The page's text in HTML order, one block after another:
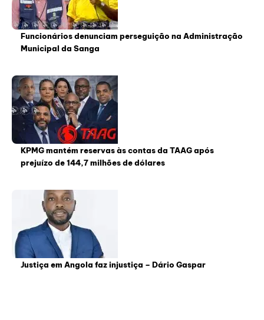
Funcionários denunciam perseguição na Administração
Municipal da Sanga
KPMG mantém reservas às contas da TAAG após
prejuízo de 144,7 milhões de dólares
Justiça em Angola faz injustiça – Dário Gaspar